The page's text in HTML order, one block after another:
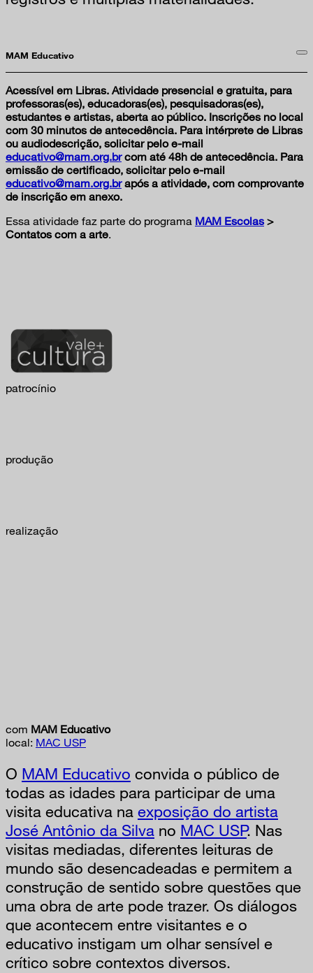
MAM Educativo
Acessível em Libras. Atividade presencial e gratuita, para
professoras(es), educadoras(es), pesquisadoras(es),
estudantes e artistas, aberta ao público. Inscrições no local
com 30 minutos de antecedência. Para intérprete de Libras
ou audiodescrição, solicitar pelo e-mail
educativo@mam.org.brcom até 48h de antecedência. Para
emissão de certificado, solicitar pelo e-mail
educativo@mam.org.brapós a atividade, com comprovante
de inscrição em anexo.
Essa atividade faz parte do programa MAM Escolas>
Contatos com a arte.
patrocínio
produção
realização
com MAM Educativo
local: MAC USP
O MAM Educativo convida o público de
todas as idades para participar de uma
visita educativa na exposição do artista
José Antônio da Silva no MAC USP. Nas
visitas mediadas, diferentes leituras de
mundo são desencadeadas e permitem a
construção de sentido sobre questões que
uma obra de arte pode trazer. Os diálogos
que acontecem entre visitantes e o
educativo instigam um olhar sensível e
crítico sobre contextos diversos.